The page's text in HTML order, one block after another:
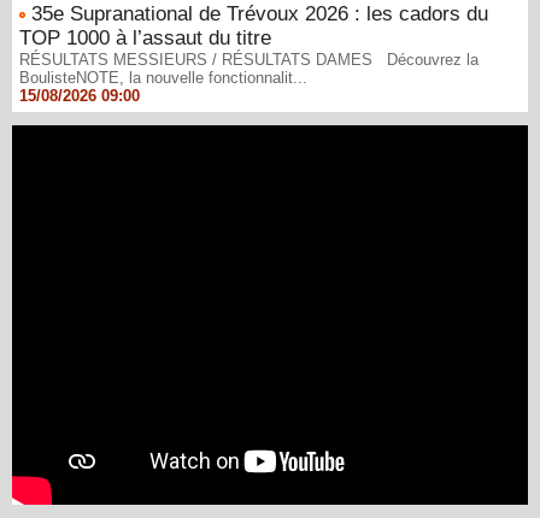
35e Supranational de Trévoux 2026 : les cadors du
TOP 1000 à l’assaut du titre
RÉSULTATS MESSIEURS / RÉSULTATS DAMES Découvrez la
BoulisteNOTE, la nouvelle fonctionnalit...
15/08/2026 09:00